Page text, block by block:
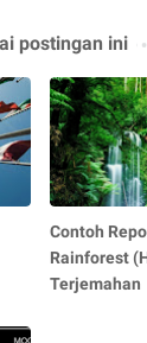
postingan ini
Contoh
Rainforest
Terjemahan